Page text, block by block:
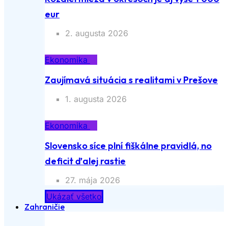
eur
2. augusta 2026
Ekonomika
Zaujímavá situácia s realitami v Prešove
1. augusta 2026
Ekonomika
Slovensko síce plní fiškálne pravidlá, no
deficit ďalej rastie
27. mája 2026
Ukázať všetko
Zahraničie